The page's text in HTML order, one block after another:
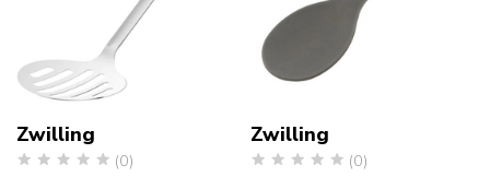
Zwilling
(0)
Zwilling
(0)